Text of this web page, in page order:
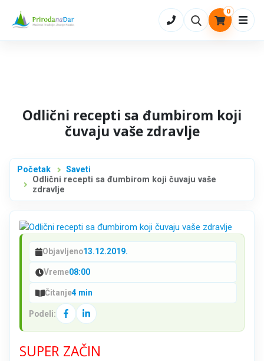
0
Odlični recepti sa đumbirom koji
čuvaju vaše zdravlje
Početak
Saveti
Odlični recepti sa đumbirom koji čuvaju vaše
zdravlje
Objavljeno13.12.2019.
Vreme08:00
Čitanje4 min
Podeli:
SUPER ZAČIN